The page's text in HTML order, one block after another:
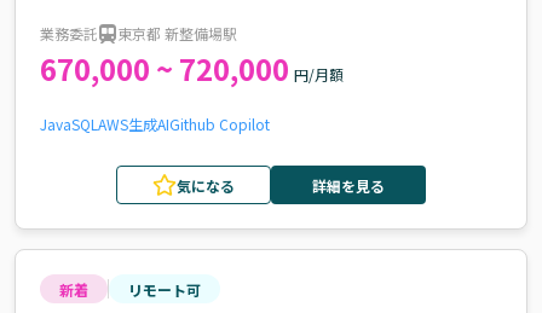
業務委託 東京都 新整備場駅
670,000 ~ 720,000 円/月額
JavaSQL AWS生成AIGithub Copilot
気になる 詳細を見る
新着 リモート可